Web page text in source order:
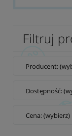
Filtruj
Producent:
Dostępność:
Cena: (wybierz)